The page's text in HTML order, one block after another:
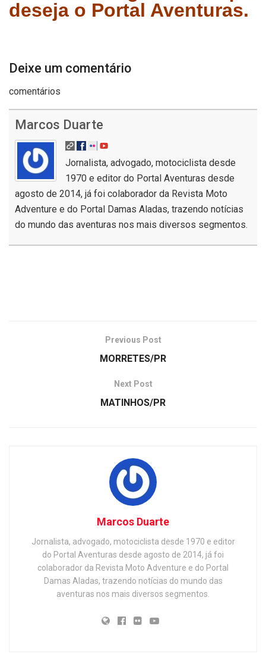
deseja o Portal Aventuras.
Deixe um comentário
comentários
Marcos Duarte
Jornalista, advogado, motociclista desde
1970 e editor do Portal Aventuras desde
agosto de 2014, já foi colaborador da Revista Moto
Adventure e do Portal Damas Aladas, trazendo notícias
do mundo das aventuras nos mais diversos segmentos.
Previous Post
MORRETES/PR
Next Post
MATINHOS/PR
Marcos Duarte
Jornalista, advogado, motociclista desde 1970 e editor
do Portal Aventuras desde agosto de 2014, já foi
colaborador da Revista Moto Adventure e do Portal
Damas Aladas, trazendo notícias do mundo das
aventuras nos mais diversos segmentos.